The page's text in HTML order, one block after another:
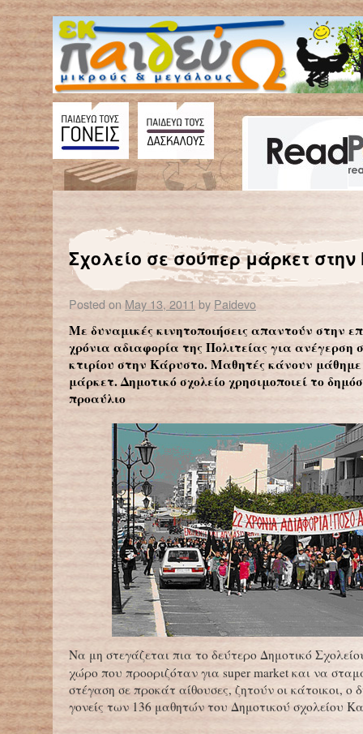
Η γλώσσα των αριθμών σε παγκόσμια κλίμακα
Σχολείο σε σούπερ μάρκετ
Posted on May 13, 2011 by Paidevo
Με δυναμικές κινητοποιήσεις απαντούν στην
χρόνια αδιαφορία της Πολιτείας για ανέγερση
κτιρίου στην Κάρυστο. Μαθητές κάνουν
μάρκετ. Δημοτικό σχολείο χρησιμοποιεί το
προαύλιο
Να μη στεγάζεται πια το δεύτερο Δημοτικό
χώρο που προοριζόταν για super market και να
στέγαση σε προκάτ αίθουσες, ζητούν οι κάτοικοι, ο
γονείς των 136 μαθητών του Δημοτικού σχολείου